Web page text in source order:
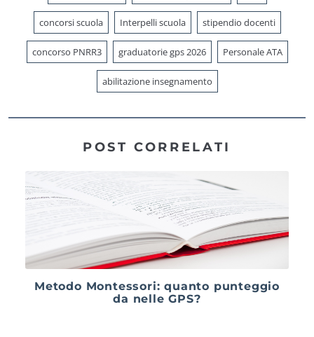
concorsi scuola Interpelli scuola stipendio docenti
concorso PNRR3 graduatorie gps 2026 Personale ATA
abilitazione insegnamento
POST CORRELATI
Metodo Montessori: quanto punteggio
da nelle GPS?